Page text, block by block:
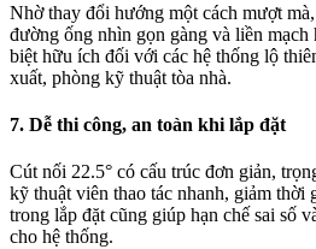
Nhờ thay đổi hướng một cách mượt
đường ống nhìn gọn gàng và liền
biệt hữu ích đối với các hệ thống lộ
xuất, phòng kỹ thuật tòa nhà.
7. Dễ thi công, an toàn khi lắp đặt
Cút nối 22.5° có cấu trúc đơn giản,
kỹ thuật viên thao tác nhanh, giảm thời
trong lắp đặt cũng giúp hạn chế sai số
cho hệ thống.